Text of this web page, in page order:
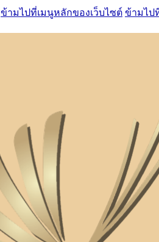
ข้ามไปที่เมนูหลักของเว็บไซต์ ข้ามไป